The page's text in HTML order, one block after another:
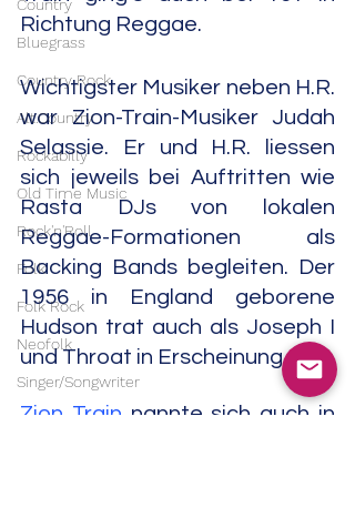
Country
Bluegrass
Country Rock
Alt.Country
Rockabilly
Old Time Music
Rock'n'Roll
Folk
Folk Rock
Neofolk
Singer/Songwriter
Americana
Richtung Reggae.
Wichtigster Musiker neben H.R.
war Zion-Train-Musiker Judah
Selassie. Er und H.R. liessen
sich jeweils bei Auftritten wie
Rasta DJs von lokalen
Reggae-Formationen als
Backing Bands begleiten. Der
1956 in England geborene
Hudson trat auch als Joseph I
und Throat in Erscheinung.
Zion Train nannte sich auch in